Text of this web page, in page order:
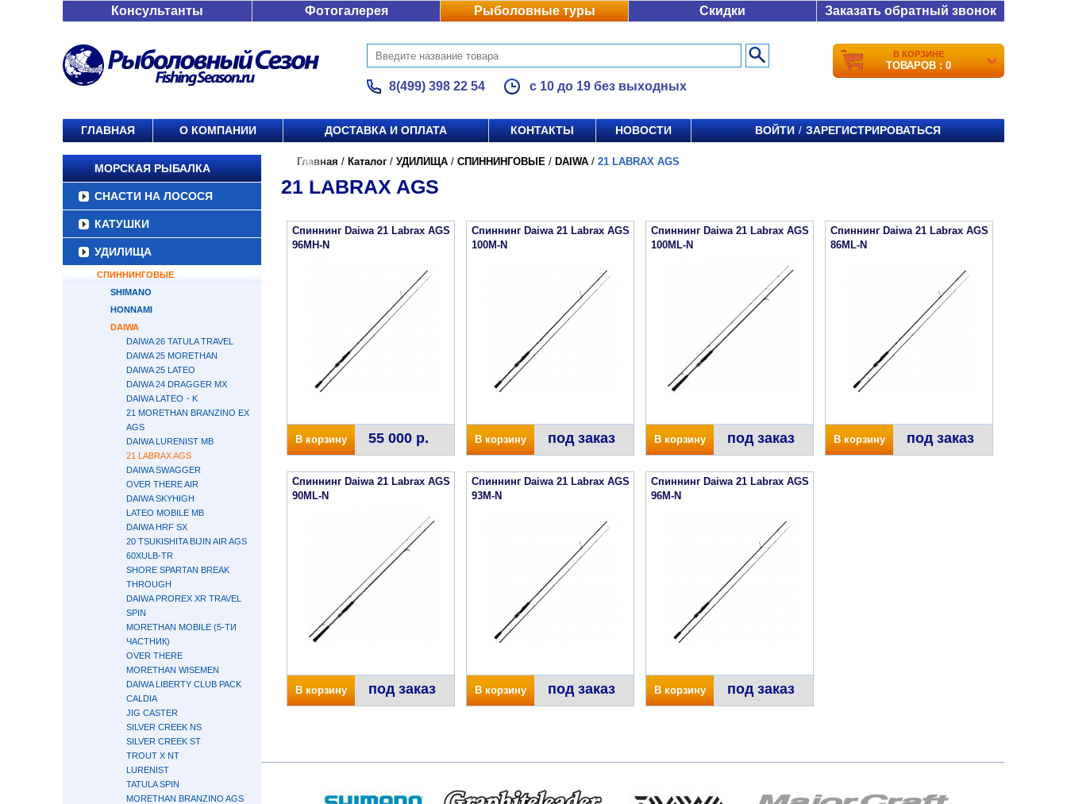
Консультанты Фотогалерея Рыболовные туры Скидки Заказать обратный звонок
8(499) 398 22 54 с 10 до 19 без выходных
В КОРЗИНЕ
ТОВАРОВ : 0
ГЛАВНАЯ О КОМПАНИИ ДОСТАВКА И ОПЛАТА КОНТАКТЫ НОВОСТИ ВОЙТИ / ЗАРЕГИСТРИРОВАТЬСЯ
МОРСКАЯ РЫБАЛКА
СНАСТИ НА ЛОСОСЯ
КАТУШКИ
УДИЛИЩА
СПИННИНГОВЫЕ
SHIMANO
HONNAMI
DAIWA
DAIWA 26 TATULA TRAVEL
DAIWA 25 MORETHAN
DAIWA 25 LATEO
DAIWA 24 DRAGGER MX
DAIWA LATEO・K
21 MORETHAN BRANZINO EX
AGS
DAIWA LURENIST MB
21 LABRAX AGS
DAIWA SWAGGER
OVER THERE AIR
DAIWA SKYHIGH
LATEO MOBILE MB
DAIWA HRF SX
20 TSUKISHITA BIJIN AIR AGS
60XULB-TR
SHORE SPARTAN BREAK
THROUGH
DAIWA PROREX XR TRAVEL
SPIN
MORETHAN MOBILE (5-ТИ
ЧАСТНИК)
OVER THERE
MORETHAN WISEMEN
DAIWA LIBERTY CLUB PACK
CALDIA
JIG CASTER
SILVER CREEK NS
SILVER CREEK ST
TROUT X NT
LURENIST
TATULA SPIN
MORETHAN BRANZINO AGS
Главная / Каталог / УДИЛИЩА / СПИННИНГОВЫЕ / DAIWA / 21 LABRAX AGS
21 LABRAX AGS
Спиннинг Daiwa 21 Labrax AGS
96MH-N
В корзину 55 000 р.
Спиннинг Daiwa 21 Labrax AGS
100M-N
В корзину под заказ
Спиннинг Daiwa 21 Labrax AGS
100ML-N
В корзину под заказ
Спиннинг Daiwa 21 Labrax AGS
86ML-N
В корзину под заказ
Спиннинг Daiwa 21 Labrax AGS
90ML-N
В корзину под заказ
Спиннинг Daiwa 21 Labrax AGS
93M-N
В корзину под заказ
Спиннинг Daiwa 21 Labrax AGS
96M-N
В корзину под заказ